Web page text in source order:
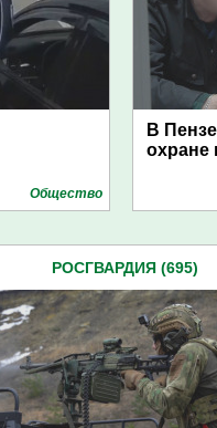
Общество
В
охране
РОСГВАРДИЯ (695)